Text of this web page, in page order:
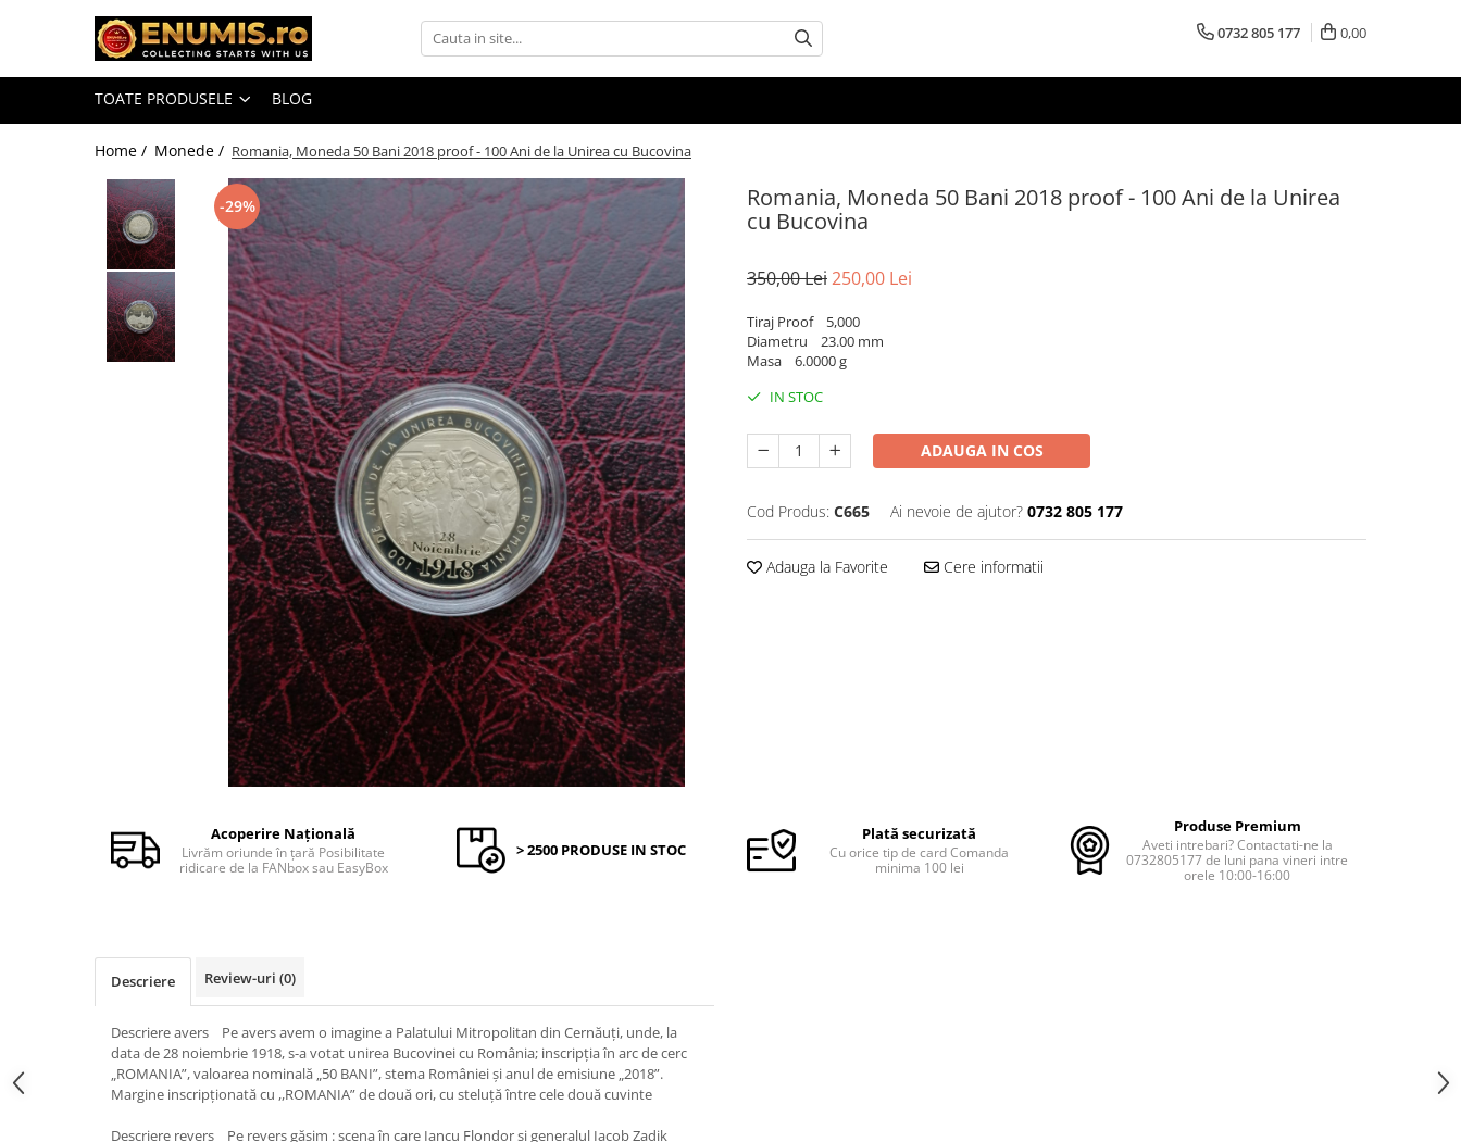
Monede Romania
Accesorii colectie monede
Albume cu folii pentru stocare
Capsule monede
Cartonase autoadezive
Folii stocare monede
Soluții curățare, pensete, mănuși,
Albume cu folii pentru stocare
Folii pentru stocare bancnote, la
cu 1 buzunar
Bancnote straine
Bancnote America
Bancnote Asia
Bancnote Australia si Oceania
Bancnote Europa
0732 805 177 0,00
TOATE PRODUSELE BLOG
Home / Monede / Romania, Moneda 50 Bani 2018 proof - 100 Ani de la Unirea cu Bucovina
Romania, Moneda 50 Bani 2018 proof - 100 Ani de la Unirea
cu Bucovina
-29%
350,00 Lei250,00 Lei
Tiraj Proof 5,000
Diametru 23.00 mm
Masa 6.0000 g
IN STOC
ADAUGA IN COS
Cod Produs: C665 Ai nevoie de ajutor? 0732 805 177
Adauga la Favorite Cere informatii
Acoperire Națională
Livrăm oriunde în țară Posibilitate
ridicare de la FANbox sau EasyBox
> 2500 PRODUSE IN STOC
Plată securizată
Cu orice tip de card Comanda
minima 100 lei
Produse Premium
Aveti intrebari? Contactati-ne la
0732805177 de luni pana vineri intre
orele 10:00-16:00
Descriere Review-uri (0)
Descriere avers Pe avers avem o imagine a Palatului Mitropolitan din Cernăuți, unde, la
data de 28 noiembrie 1918, s-a votat unirea Bucovinei cu România; inscripţia în arc de cerc
„ROMANIA”, valoarea nominală „50 BANI”, stema României și anul de emisiune „2018”.
Margine inscripționată cu ,,ROMANIA” de două ori, cu steluță între cele două cuvinte
Descriere revers Pe revers găsim : scena în care Iancu Flondor și generalul Iacob Zadik